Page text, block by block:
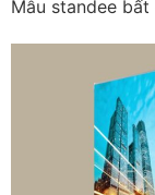
Mẫu standee